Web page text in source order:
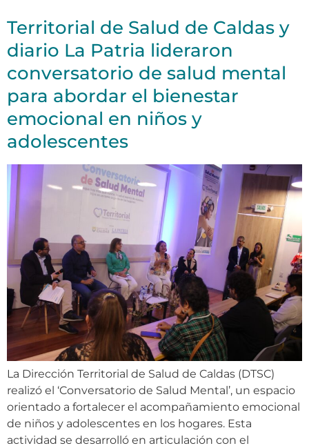
Territorial de Salud de Caldas y
diario La Patria lideraron
conversatorio de salud mental
para abordar el bienestar
emocional en niños y
adolescentes
La Dirección Territorial de Salud de Caldas (DTSC)
realizó el ‘Conversatorio de Salud Mental’, un espacio
orientado a fortalecer el acompañamiento emocional
de niños y adolescentes en los hogares. Esta
actividad se desarrolló en articulación con el